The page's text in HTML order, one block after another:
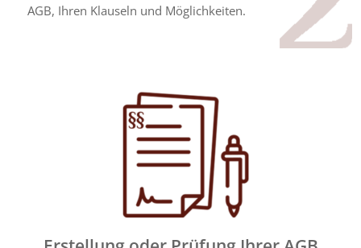
AGB, Ihren Klauseln und Möglichkeiten.